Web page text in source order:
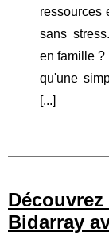
ressources
sans
en famille ?
qu'une
[...]
Bidarray